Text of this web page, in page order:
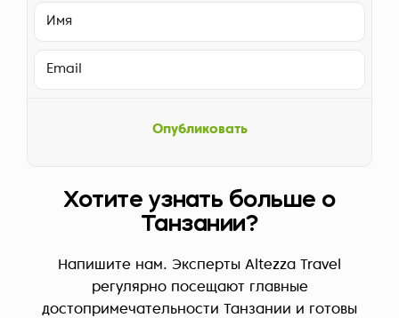
Опубликовать
Хотите узнать больше о
Танзании?
Напишите нам. Эксперты Altezza Travel
регулярно посещают главные
достопримечательности Танзании и готовы